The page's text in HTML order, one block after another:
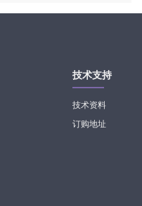
技术支持
技术资料
订购地址